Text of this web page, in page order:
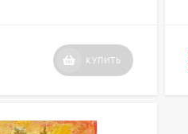
КУПИТЬ